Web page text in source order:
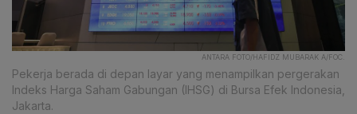
ANTARA FOTO/HAFIDZ MUBARAK A/FOC.
Pekerja berada di depan layar yang menampilkan pergerakan
Indeks Harga Saham Gabungan (IHSG) di Bursa Efek Indonesia,
Jakarta.